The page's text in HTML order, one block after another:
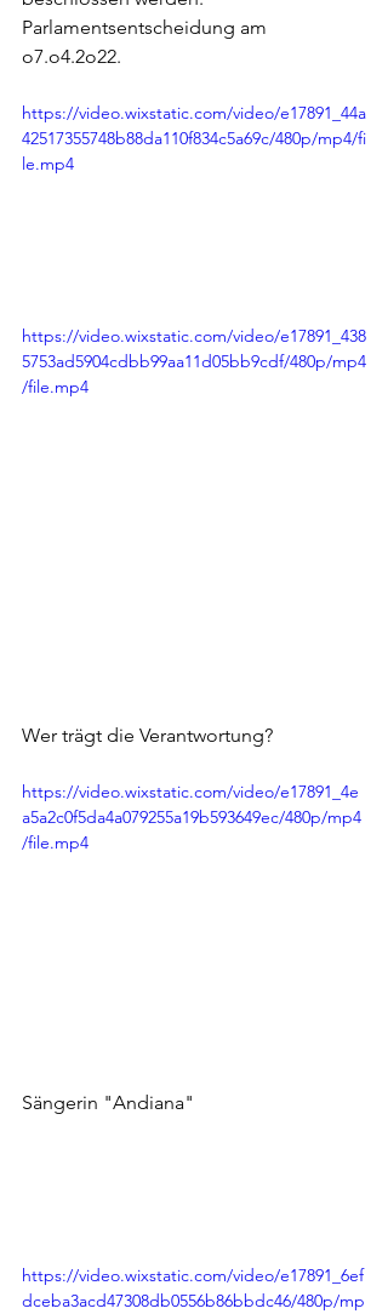
Parlamentsentscheidung am
o7.o4.2o22.
https://video.wixstatic.com/video/e17891_44a
42517355748b88da110f834c5a69c/480p/mp4/fi
le.mp4
https://video.wixstatic.com/video/e17891_438
5753ad5904cdbb99aa11d05bb9cdf/480p/mp4
/file.mp4
Wer trägt die Verantwortung?
https://video.wixstatic.com/video/e17891_4e
a5a2c0f5da4a079255a19b593649ec/480p/mp4
/file.mp4
Sängerin "Andiana"
https://video.wixstatic.com/video/e17891_6ef
dceba3acd47308db0556b86bbdc46/480p/mp